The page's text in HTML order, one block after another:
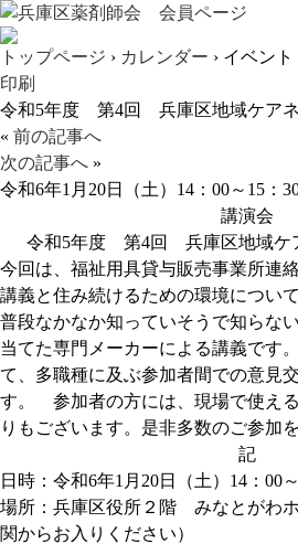
トップページ › カレンダー › イベント
印刷
令和5年度 第4回 兵庫区地域ケアネ
« 前の記事へ
次の記事へ »
令和6年1月20日（土）14：00～15：
講演会
令和5年度 第4回 兵庫区地域ケ
今回は、福祉用具貸与販売事業所連
講義と住み続けるための環境につい
普段なかなか知っていそうで知らな
当てた専門メーカーによる講義です
て、多職種に及ぶ参加者間での意見
す。 参加者の方には、現場で使え
りもございます。是非多数のご参加
記
日時：令和6年1月20日（土）14：00
場所：兵庫区役所２階 みなとがわ
関からお入りください）